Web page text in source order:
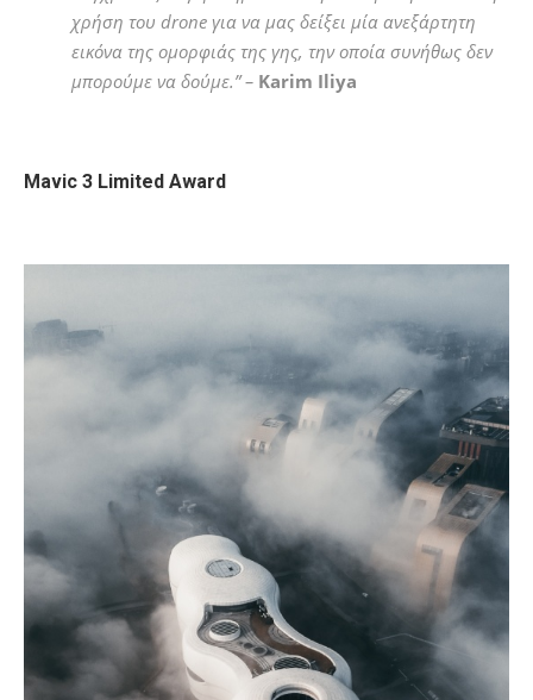
χρήση του drone για να μας δείξει μία ανεξάρτητη
εικόνα της ομορφιάς της γης, την οποία συνήθως δεν
μπορούμε να δούμε.” – Karim Iliya
Mavic 3 Limited Award